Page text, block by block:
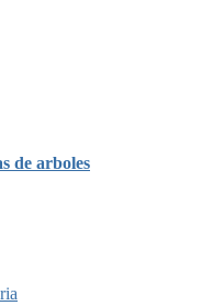
de arboles